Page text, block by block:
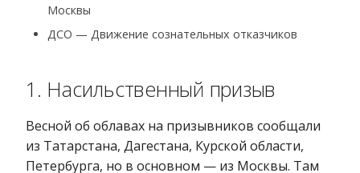
Москвы
ДСО — Движение сознательных отказчиков
1. Насильственный призыв
Весной об облавах на призывников сообщали
из Татарстана, Дагестана, Курской области,
Петербурга, но в основном — из Москвы. Там